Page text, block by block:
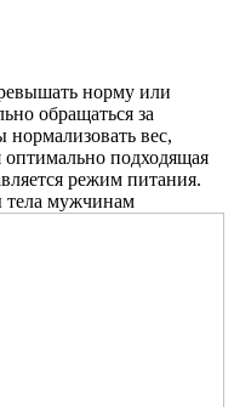
норму или
обращаться за
нормализовать вес,
оптимально подходящая
режим питания.
мужчинам